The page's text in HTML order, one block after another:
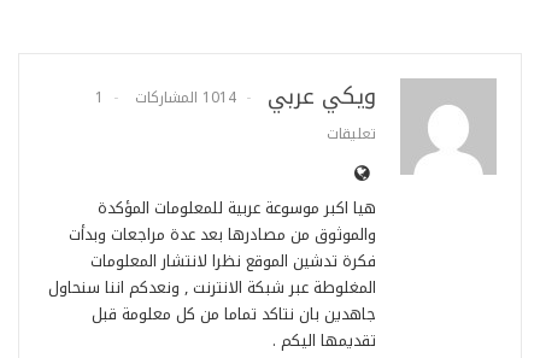
ويكي عربي 1014 المشاركات
1
تعليقات
هيا اكبر موسوعة عربية للمعلومات المؤكدة
والموثوق من مصادرها بعد عدة مراجعات وبدأت
فكرة تدشين الموقع نظرا لانتشار المعلومات
المغلوطة عبر شبكة الانترنت , ونعدكم اننا سنحاول
جاهدين بان نتاكد تماما من كل معلومة قبل
تقديمها اليكم .